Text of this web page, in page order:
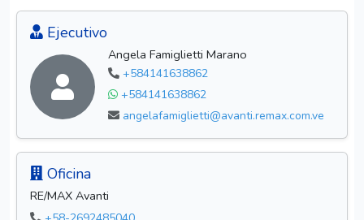
Ejecutivo
Angela Famiglietti Marano
+584141638862
+584141638862
angelafamiglietti@avanti.remax.com.ve
Oficina
RE/MAX Avanti